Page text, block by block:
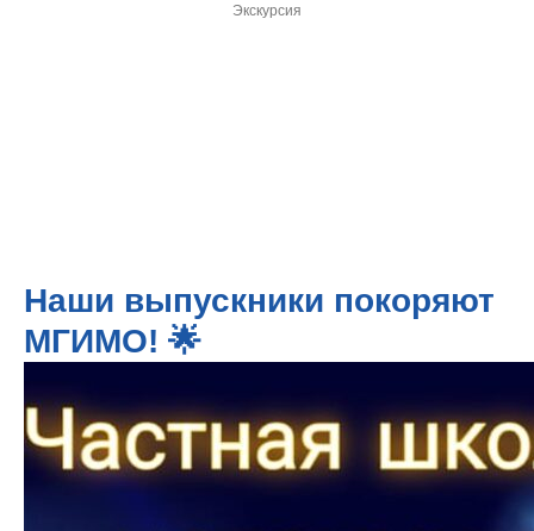
Экскурсия
Наши выпускники покоряют
МГИМО! 🌟